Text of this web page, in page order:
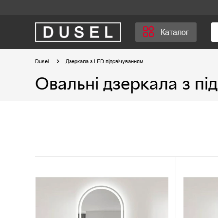
Каталог
Dusel Дзеркала з LED підсвічуванням
Овальні дзеркала з